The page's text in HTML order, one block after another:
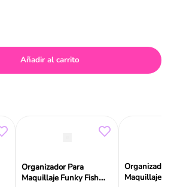
Añadir al carrito
Organizador Para
Maquillaje Funky Fish
Organizador
Maquillaje